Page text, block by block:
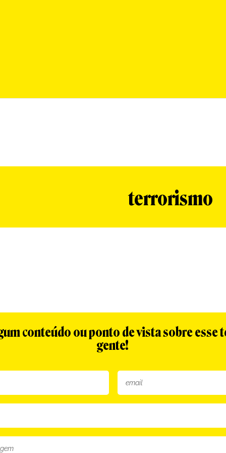
terrorismo
conteúdo ou ponto de vista sobre esse
gente!